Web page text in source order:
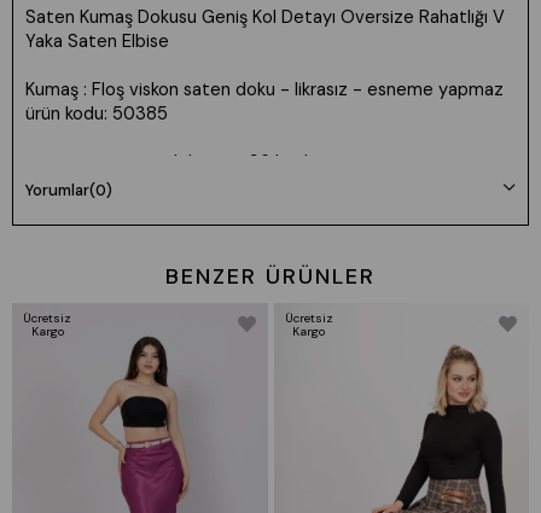
Saten Kumaş Dokusu Geniş Kol Detayı Oversize Rahatlığı V
Yaka Saten Elbise
Kumaş : Floş viskon saten doku - likrasız - esneme yapmaz
ürün kodu: 50385
oversize ürün model prova 36 beden
Yorumlar(0)
BENZER ÜRÜNLER
Ücretsiz
Kargo
Ücretsiz
Kargo